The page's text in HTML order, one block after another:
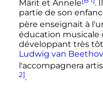
Märit et Annele
.
partie de son
père enseignait à
éducation musicale
développant très
Ludwig van
l'accompagnera
2].